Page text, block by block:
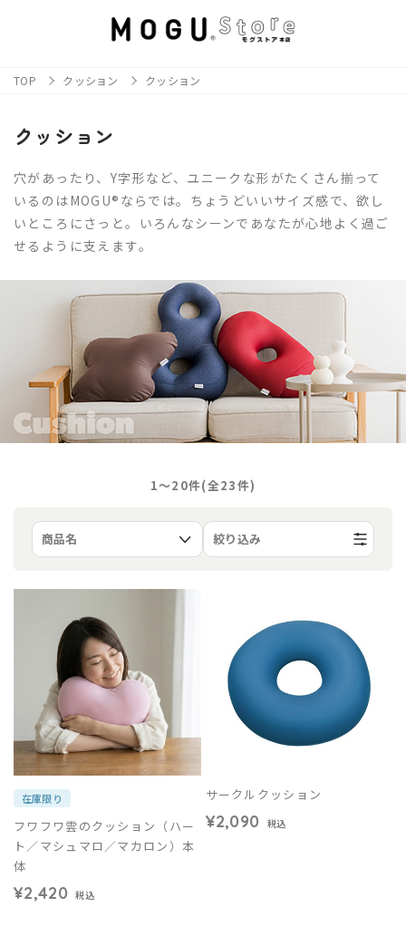
TOP クッション クッション
クッション
穴があったり、Y字形など、ユニークな形がたくさん揃って
いるのはMOGU®ならでは。ちょうどいいサイズ感で、欲し
いところにさっと。いろんなシーンであなたが心地よく過ご
せるように支えます。
1〜20件(全23件)
絞り込み
在庫限り
フワフワ雲のクッション（ハー
ト／マシュマロ／マカロン）本
体
¥2,420 税込
サークルクッション
¥2,090 税込